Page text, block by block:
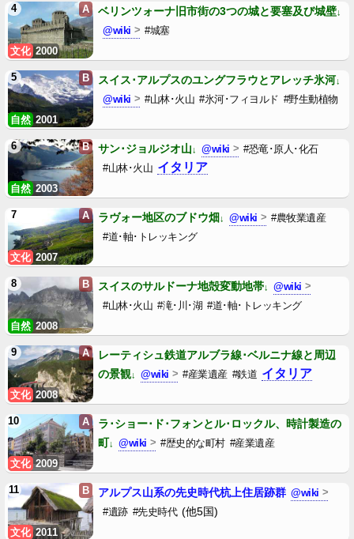
4 ベリンツォーナ旧市街の3つの城と要塞及び城壁
@wiki
#城塞
文化 2000
A
5 スイス･アルプスのユングフラウとアレッチ氷河
@wiki #山林･火山 #氷河･フィヨルド #野生動植物
自然 2001
B
6 サン･ジョルジオ山 @wiki
#恐竜･原人･化石
#山林･火山 イタリア
自然 2003
B
7 ラヴォー地区のブドウ畑 @wiki
#農牧業遺産
#道･軸･トレッキング
文化 2007
A
8 スイスのサルドーナ地殻変動地帯
@wiki
#山林･火山 #滝･川･湖 #道･軸･トレッキング
自然 2008
B
9
レーティシュ鉄道アルブラ線･ベルニナ線と周辺
の景観
@wiki #産業遺産 #鉄道 イタリア
文化 2008
A
10
ラ･ショー･ド･フォンとル･ロックル、時計製造の
町
@wiki #歴史的な町村 #産業遺産
文化 2009
A
11 アルプス山系の先史時代杭上住居跡群 @wiki
#遺跡 #先史時代 (他5国)
文化 2011
B